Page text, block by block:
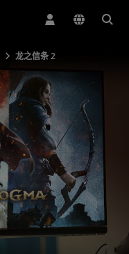
龙之信条 2